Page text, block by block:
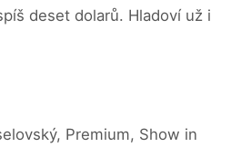
deset dolarů. Hladoví už i
Premium, Show in